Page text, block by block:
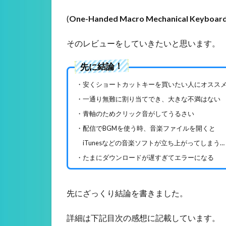
(One-Handed Macro Mechanical
そのレビューをしていきたいと思います。
先に結論！
・安くショートカットキーを買いたい人にオススメ
・一通り無難に割り当てでき、大きな不満はない
・青軸のためクリック音がしてうるさい
・配信でBGMを使う時、音楽ファイルを開くと
iTunesなどの音楽ソフトが立ち上がってしまう…
・たまにダウンロードが遅すぎてエラーになる
先にざっくり結論を書きました。
詳細は下記目次の感想に記載しています。